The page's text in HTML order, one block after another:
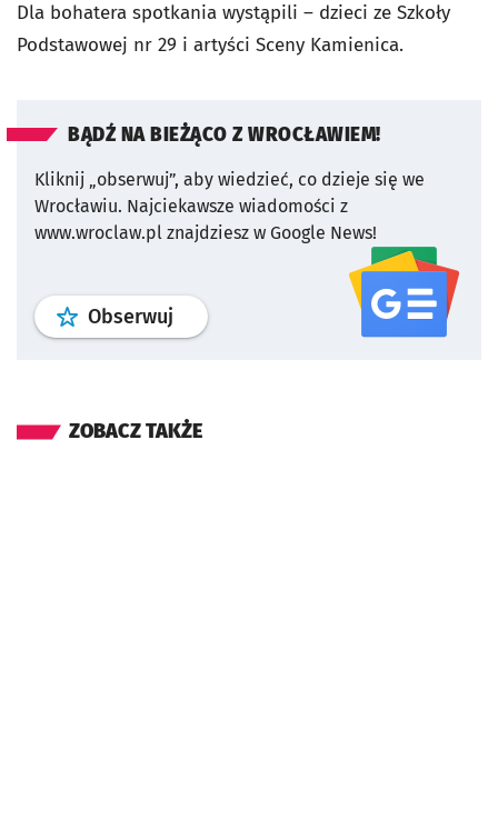
Dla bohatera spotkania wystąpili – dzieci ze Szkoły
Podstawowej nr 29 i artyści Sceny Kamienica.
BĄDŹ NA BIEŻĄCO Z WROCŁAWIEM!
Kliknij „obserwuj”, aby wiedzieć, co dzieje się we
Wrocławiu. Najciekawsze wiadomości z
www.wroclaw.pl znajdziesz w Google News!
Obserwuj profil serwisu
ZOBACZ TAKŻE